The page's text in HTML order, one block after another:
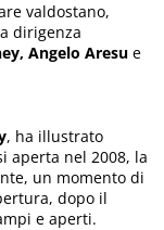
valdostano,
dirigenza
Angelo Aresu e
, ha illustrato
aperta nel 2008, la
un momento di
dopo il
e aperti.